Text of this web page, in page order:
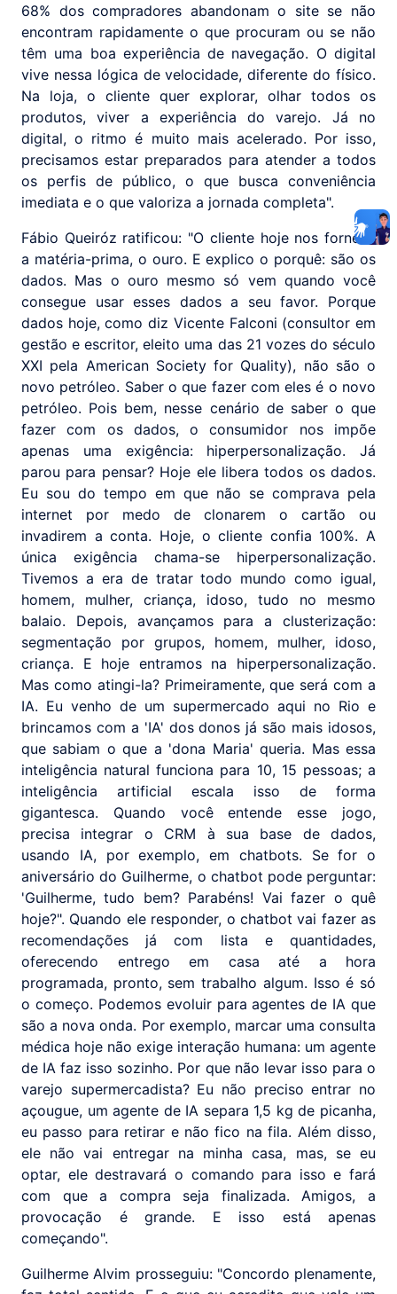
68% dos compradores abandonam o site se não
encontram rapidamente o que procuram ou se não
têm uma boa experiência de navegação. O digital
vive nessa lógica de velocidade, diferente do físico.
Na loja, o cliente quer explorar, olhar todos os
produtos, viver a experiência do varejo. Já no
digital, o ritmo é muito mais acelerado. Por isso,
precisamos estar preparados para atender a todos
os perfis de público, o que busca conveniência
imediata e o que valoriza a jornada completa".
Fábio Queiróz ratificou: "O cliente hoje nos fornece
a matéria-prima, o ouro. E explico o porquê: são os
dados. Mas o ouro mesmo só vem quando você
consegue usar esses dados a seu favor. Porque
dados hoje, como diz Vicente Falconi (consultor em
gestão e escritor, eleito uma das 21 vozes do século
XXI pela American Society for Quality), não são o
novo petróleo. Saber o que fazer com eles é o novo
petróleo. Pois bem, nesse cenário de saber o que
fazer com os dados, o consumidor nos impõe
apenas uma exigência: hiperpersonalização. Já
parou para pensar? Hoje ele libera todos os dados.
Eu sou do tempo em que não se comprava pela
internet por medo de clonarem o cartão ou
invadirem a conta. Hoje, o cliente confia 100%. A
única exigência chama-se hiperpersonalização.
Tivemos a era de tratar todo mundo como igual,
homem, mulher, criança, idoso, tudo no mesmo
balaio. Depois, avançamos para a clusterização:
segmentação por grupos, homem, mulher, idoso,
criança. E hoje entramos na hiperpersonalização.
Mas como atingi-la? Primeiramente, que será com a
IA. Eu venho de um supermercado aqui no Rio e
brincamos com a 'IA' dos donos já são mais idosos,
que sabiam o que a 'dona Maria' queria. Mas essa
inteligência natural funciona para 10, 15 pessoas; a
inteligência artificial escala isso de forma
gigantesca. Quando você entende esse jogo,
precisa integrar o CRM à sua base de dados,
usando IA, por exemplo, em chatbots. Se for o
aniversário do Guilherme, o chatbot pode perguntar:
'Guilherme, tudo bem? Parabéns! Vai fazer o quê
hoje?". Quando ele responder, o chatbot vai fazer as
recomendações já com lista e quantidades,
oferecendo entrego em casa até a hora
programada, pronto, sem trabalho algum. Isso é só
o começo. Podemos evoluir para agentes de IA que
são a nova onda. Por exemplo, marcar uma consulta
médica hoje não exige interação humana: um agente
de IA faz isso sozinho. Por que não levar isso para o
varejo supermercadista? Eu não preciso entrar no
açougue, um agente de IA separa 1,5 kg de picanha,
eu passo para retirar e não fico na fila. Além disso,
ele não vai entregar na minha casa, mas, se eu
optar, ele destravará o comando para isso e fará
com que a compra seja finalizada. Amigos, a
provocação é grande. E isso está apenas
começando".
Guilherme Alvim prosseguiu: "Concordo plenamente,